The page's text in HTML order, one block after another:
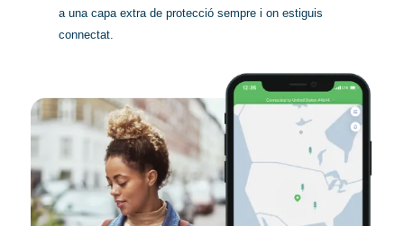
a una capa extra de protecció sempre i on estiguis
connectat.